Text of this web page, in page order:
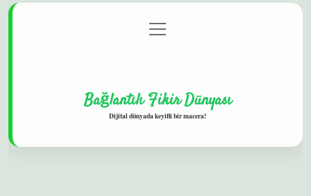
Gizlilik Politikası
menüyü
aç
Bağlantılı Fikir Dünyası
Dijital dünyada keyifli bir macera!